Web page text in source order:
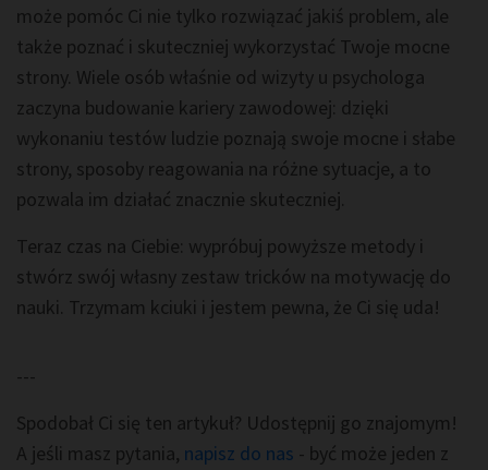
może pomóc Ci nie tylko rozwiązać jakiś problem, ale
także poznać i skuteczniej wykorzystać Twoje mocne
strony. Wiele osób właśnie od wizyty u psychologa
zaczyna budowanie kariery zawodowej: dzięki
wykonaniu testów ludzie poznają swoje mocne i słabe
strony, sposoby reagowania na różne sytuacje, a to
pozwala im działać znacznie skuteczniej.
Teraz czas na Ciebie: wypróbuj powyższe metody i
stwórz swój własny zestaw tricków na motywację do
nauki. Trzymam kciuki i jestem pewna, że Ci się uda!
---
Spodobał Ci się ten artykuł? Udostępnij go znajomym!
A jeśli masz pytania, napisz do nas - być może jeden z